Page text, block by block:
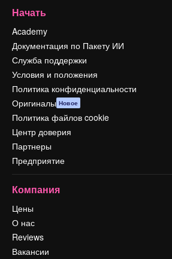
Начать
Academy
Документация по Пакету ИИ
Служба поддержки
Условия и положения
Политика конфиденциальности
Оригиналы Новое
Политика файлов cookie
Центр доверия
Партнеры
Предприятие
Компания
Цены
О нас
Reviews
Вакансии